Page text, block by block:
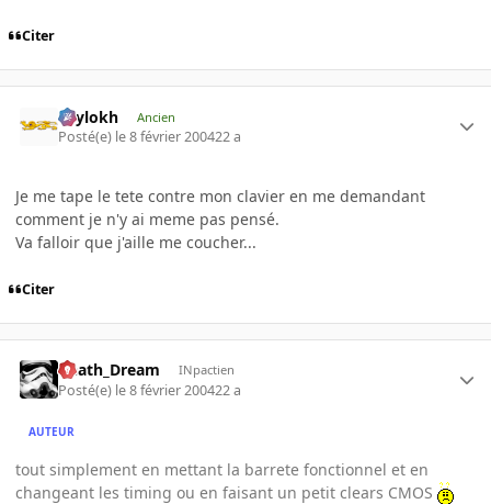
Citer
Psylokh Ancien
Posté(e) le 8 février 200422 a
Je me tape le tete contre mon clavier en me demandant
comment je n'y ai meme pas pensé.
Va falloir que j'aille me coucher...
Citer
Death_Dream INpactien
Posté(e) le 8 février 200422 a
AUTEUR
tout simplement en mettant la barrete fonctionnel et en
changeant les timing ou en faisant un petit clears CMOS